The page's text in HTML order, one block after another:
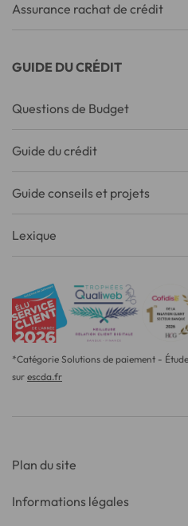
Assurance rachat de crédit
GUIDE DU CRÉDIT
Questions de Budget
Guide du crédit
Guide conseils et projets
Lexique
*Catégorie Solutions de paiement -
sur escda.fr
Plan du site
Informations légales